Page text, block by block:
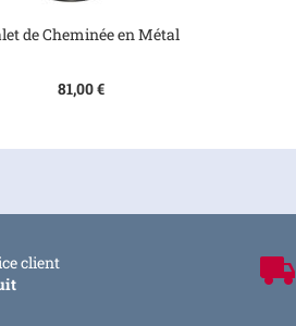
de Cheminée en Métal
81,00 €
client